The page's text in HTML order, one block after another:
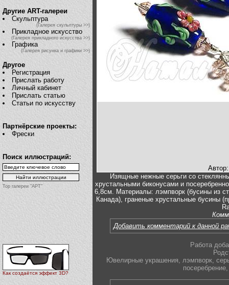
Другие ART-галереи
Скульптура
(Галерея скульптуры >>)
Прикладное искусство
(Галерея прикладного искусства >>)
Графика
(Галерея рисунка и графики >>)
Другое
Регистрация
Прислать работу
Личный кабинет
Прислать статью
Статьи по искусству
Партнёрские проекты:
Фрески
Поиск иллюстраций:
Top галереи "АРТ"
Как создаётся эффект 3D?
Изящные нежные серьги со
хрустальными биконусами и
6,8см. Материалы: лэмпворк (бусины из
Канада), граненые хрустальные бусины
Добавить комментарий к данной
Работа
Ювелирные украшения, лэмпворк,
посеребрение,